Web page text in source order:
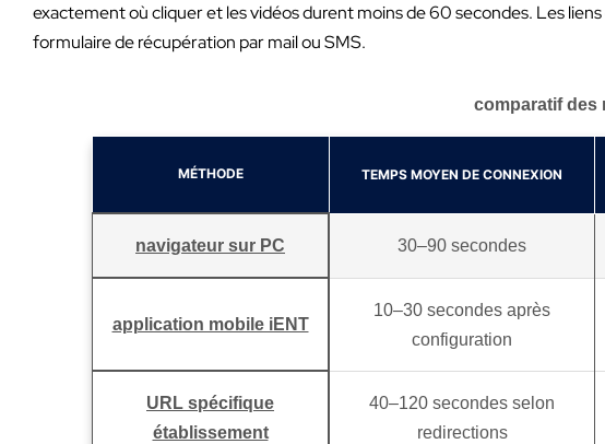
exactement où cliquer et les vidéos durent moins de 60 secondes. Les
formulaire de récupération par mail ou SMS.
comparatif des
MÉTHODE TEMPS MOYEN DE CONNEXION
navigateur sur PC 30–90 secondes
application mobile iENT
10–30 secondes après
configuration
URL spécifique
établissement
40–120 secondes selon
redirections